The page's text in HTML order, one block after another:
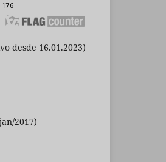
desde 16.01.2023)
2017)